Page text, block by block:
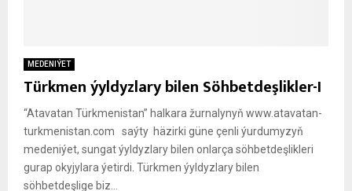
MEDENIÝET
Türkmen ýyldyzlary bilen Söhbetdeşlikler-I
“Atavatan Türkmenistan” halkara žurnalynyň www.atavatan-
turkmenistan.com saýty häzirki güne çenli ýurdumyzyň
medeniýet, sungat ýyldyzlary bilen onlarça söhbetdeşlikleri
gurap okyjylara ýetirdi. Türkmen ýyldyzlary bilen
söhbetdeşlige biz...